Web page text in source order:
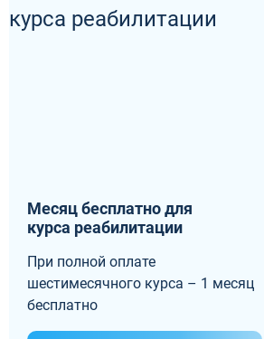
Месяц бесплатно для
курса реабилитации
При полной оплате
шестимесячного курса – 1 месяц
бесплатно